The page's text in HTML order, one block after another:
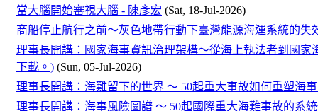
當大腦開始審視大腦 - 陳彥宏 (Sat, 18-Jul-2026)
商船停止航行之前～灰色地帶行動下臺灣能源海運系統的
理事長開講：國家海事資訊治理架構～從海上執法者到國家
下載。) (Sun, 05-Jul-2026)
理事長開講：海難留下的世界 ～ 50起重大事故如何重塑海
理事長開講：海事風險圖譜 ～ 50起國際重大海難事故的系